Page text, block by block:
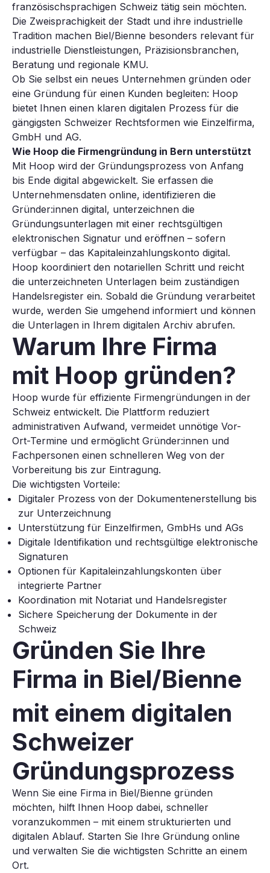
französischsprachigen Schweiz tätig sein möchten.
Die Zweisprachigkeit der Stadt und ihre industrielle
Tradition machen Biel/Bienne besonders relevant für
industrielle Dienstleistungen, Präzisionsbranchen,
Beratung und regionale KMU.
Ob Sie selbst ein neues Unternehmen gründen oder
eine Gründung für einen Kunden begleiten: Hoop
bietet Ihnen einen klaren digitalen Prozess für die
gängigsten Schweizer Rechtsformen wie Einzelfirma,
GmbH und AG.
Wie Hoop die Firmengründung in Bern unterstützt
Mit Hoop wird der Gründungsprozess von Anfang
bis Ende digital abgewickelt. Sie erfassen die
Unternehmensdaten online, identifizieren die
Gründer:innen digital, unterzeichnen die
Gründungsunterlagen mit einer rechtsgültigen
elektronischen Signatur und eröffnen – sofern
verfügbar – das Kapitaleinzahlungskonto digital.
Hoop koordiniert den notariellen Schritt und reicht
die unterzeichneten Unterlagen beim zuständigen
Handelsregister ein. Sobald die Gründung verarbeitet
wurde, werden Sie umgehend informiert und können
die Unterlagen in Ihrem digitalen Archiv abrufen.
Warum Ihre Firma
mit Hoop gründen?
Hoop wurde für effiziente Firmengründungen in der
Schweiz entwickelt. Die Plattform reduziert
administrativen Aufwand, vermeidet unnötige Vor-
Ort-Termine und ermöglicht Gründer:innen und
Fachpersonen einen schnelleren Weg von der
Vorbereitung bis zur Eintragung.
Die wichtigsten Vorteile:
Digitaler Prozess von der Dokumentenerstellung bis
zur Unterzeichnung
Unterstützung für Einzelfirmen, GmbHs und AGs
Digitale Identifikation und rechtsgültige elektronische
Signaturen
Optionen für Kapitaleinzahlungskonten über
integrierte Partner
Koordination mit Notariat und Handelsregister
Sichere Speicherung der Dokumente in der
Schweiz
Gründen Sie Ihre
Firma in Biel/Bienne
mit einem digitalen
Schweizer
Gründungsprozess
Wenn Sie eine Firma in Biel/Bienne gründen
möchten, hilft Ihnen Hoop dabei, schneller
voranzukommen – mit einem strukturierten und
digitalen Ablauf. Starten Sie Ihre Gründung online
und verwalten Sie die wichtigsten Schritte an einem
Ort.